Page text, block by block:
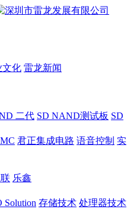
文化 雷龙新闻
二代 SD NAND测试板 SD
君正集成电路 语音控制 实
乐鑫
Solution 存储技术 处理器技术